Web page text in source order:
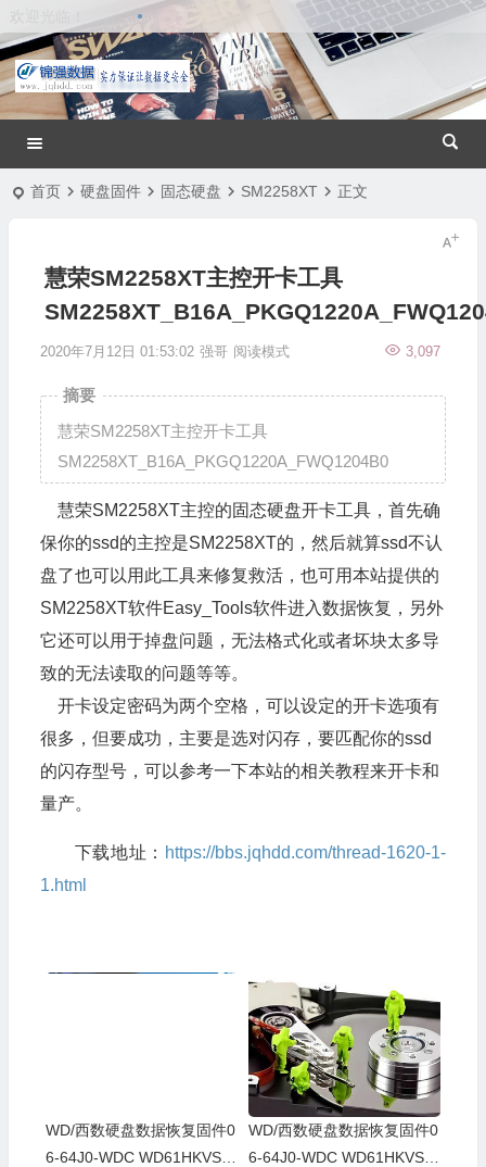
首页 硬盘固件 固态硬盘 SM2258XT 正文
慧荣SM2258XT主控开卡工具
2020年7月12日 01:53:02 强哥 3,097
阅读模式
摘要
慧荣SM2258XT主控开卡工具
SM2258XT_B16A_PKGQ1220A_FWQ1204B0
慧荣SM2258XT主控的固态硬盘开卡工具，首先确
保你的ssd的主控是SM2258XT的，然后就算ssd不认
盘了也可以用此工具来修复救活，也可用本站提供的
SM2258XT软件Easy_Tools软件进入数据恢复，另外
它还可以用于掉盘问题，无法格式化或者坏块太多导
致的无法读取的问题等等。
开卡设定密码为两个空格，可以设定的开卡选项有
很多，但要成功，主要是选对闪存，要匹配你的ssd
的闪存型号，可以参考一下本站的相关教程来开卡和
量产。
下载地址： https://bbs.jqhdd.com/thread-1620-1-
1.html
WD/西数硬盘数据恢复固件0
6-64J0-WDC WD61HKVS-7
WD/西数硬盘数据恢复固件0
6-64J0-WDC WD61HKVS-7